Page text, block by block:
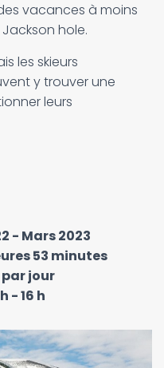
vacances à moins
hole.
les skieurs
y trouver une
leurs
- Mars 2023
53 minutes
par jour
- 16 h